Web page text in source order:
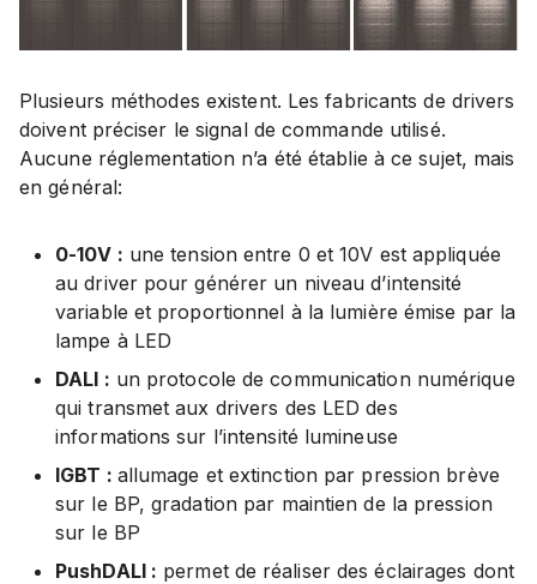
Plusieurs méthodes existent. Les fabricants de drivers
doivent préciser le signal de commande utilisé.
Aucune réglementation n’a été établie à ce sujet, mais
en général:
0-10V : une tension entre 0 et 10V est appliquée
au driver pour générer un niveau d’intensité
variable et proportionnel à la lumière émise par la
lampe à LED
DALI : un protocole de communication numérique
qui transmet aux drivers des LED des
informations sur l’intensité lumineuse
IGBT : allumage et extinction par pression brève
sur le BP, gradation par maintien de la pression
sur le BP
PushDALI : permet de réaliser des éclairages dont